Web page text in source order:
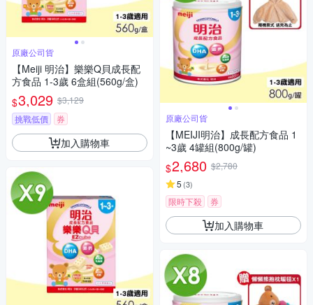
原廠公司貨
【Meiji 明治】樂樂Q貝成長配
方食品 1-3歲 6盒組(560g/盒)
$3,029 $3,129
挑戰低價
券
加入購物車
原廠公司貨
【MEIJI明治】成長配方食品 1
~3歲 4罐組(800g/罐)
$2,680 $2,780
5 (3)
限時下殺 券
加入購物車